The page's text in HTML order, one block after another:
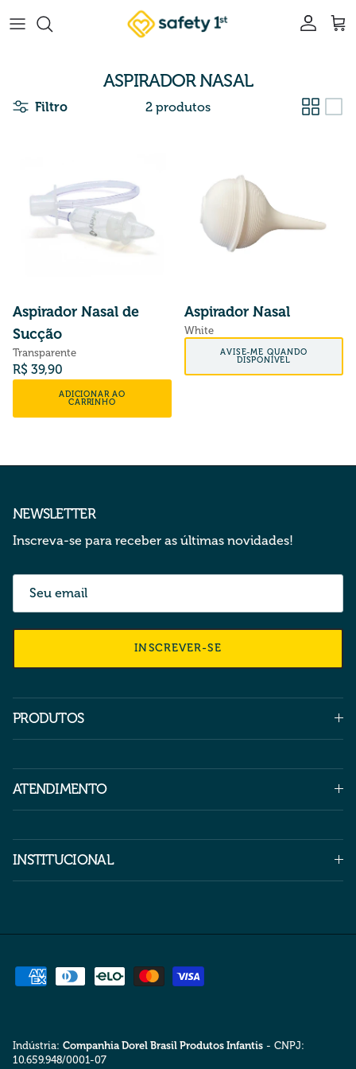
Conta
ASPIRADOR NASAL
Filtro 2 produtos
Aspirador Nasal de
Sucção
Transparente
Preço normal
R$ 39,90
ADICIONAR AO
CARRINHO
Aspirador Nasal
White
Preço normal
AVISE-ME QUANDO
DISPONÍVEL
NEWSLETTER
Inscreva-se para receber as últimas novidades!
INSCREVER-SE
PRODUTOS
ATENDIMENTO
INSTITUCIONAL
Indústria: Companhia Dorel Brasil Produtos Infantis - CNPJ:
10.659.948/0001-07